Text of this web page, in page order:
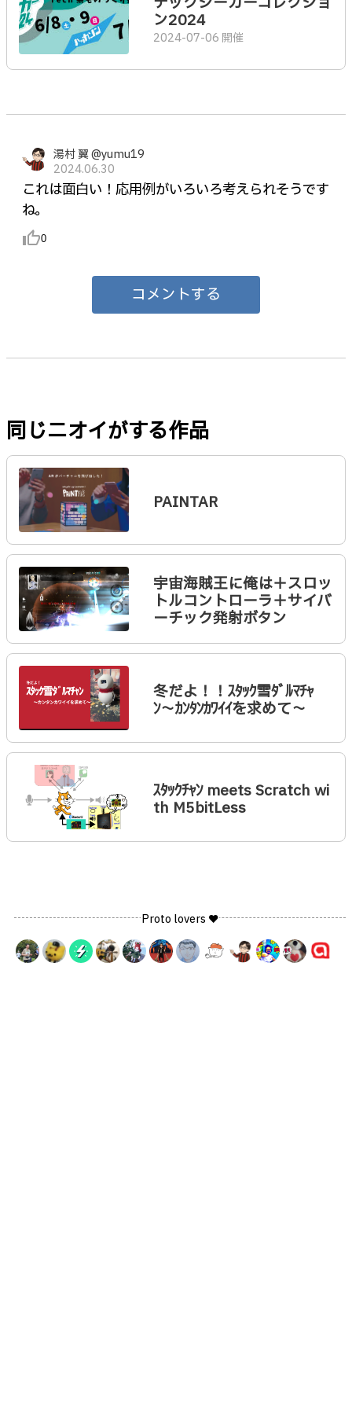
ン2024
2024-07-06 開催
湯村 翼 @yumu19
2024.06.30
これは面白い！応用例がいろいろ考えられそうです
ね。
thumb_up_alt0
コメントする
同じニオイがする作品
PAINTAR
宇宙海賊王に俺は＋スロッ
トルコントローラ＋サイバ
ーチック発射ボタン
冬だよ！！ｽﾀｯｸ雪ﾀﾞﾙﾏﾁｬ
ﾝ〜ｶﾝﾀﾝｶﾜｲｲを求めて〜
ｽﾀｯｸﾁｬﾝ meets Scratch wi
th M5bitLess
Proto lovers ♥